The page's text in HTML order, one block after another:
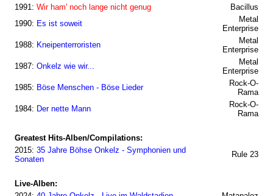
1991: Wir ham' noch lange nicht genug
Bacillus
1990: Es ist soweit
Metal
Enterprise
1988: Kneipenterroristen
Metal
Enterprise
1987: Onkelz wie wir...
Metal
Enterprise
1985: Böse Menschen - Böse Lieder
Rock-O-
Rama
1984: Der nette Mann
Rock-O-
Rama
Greatest Hits-Alben/Compilations:
2015: 35 Jahre Böhse Onkelz - Symphonien und
Sonaten
Rule 23
Live-Alben: